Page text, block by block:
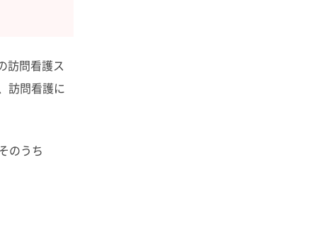
訪問看護ス
訪問看護に
のうち